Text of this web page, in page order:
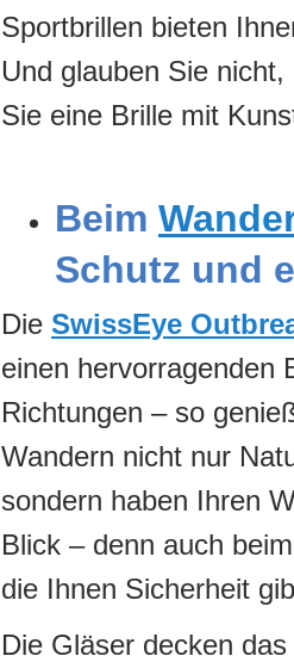
Sportbrillen bieten
Und glauben Sie
Sie eine Brille mit
Beim
Schutz und
Die SwissEye
einen hervorragenden
Richtungen – so
Wandern nicht nur
sondern haben Ihren
Blick – denn auch
die Ihnen Sicherheit
Die Gläser decken